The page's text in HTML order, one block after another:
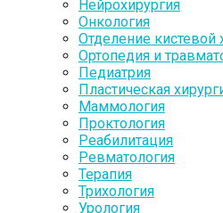
Нейрохирургия
Онкология
Отделение кистевой
Ортопедия и
Педиатрия
Пластическая
Маммология
Проктология
Реабилитация
Ревматология
Терапия
Трихология
Урология